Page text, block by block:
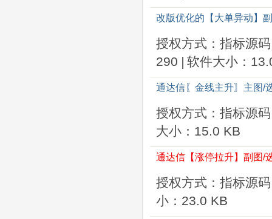
改版优化的【大单异动】
授权方式：指标源码
290 | 软件大小：
通达信〖金线主升〗主图/
授权方式：指标源码
大小：15.0 KB
通达信【涨停拉升】副图/
授权方式：指标源码
小：23.0 KB